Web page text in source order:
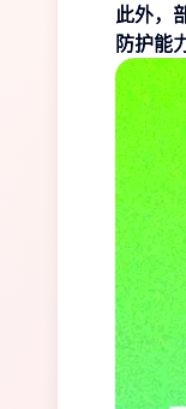
此外，
防护能